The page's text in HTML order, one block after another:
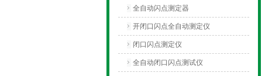
全自动闪点测定器
开闭口闪点全自动测定仪
闭口闪点测定仪
全自动闭口闪点测试仪